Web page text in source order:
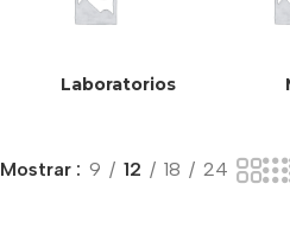
Laboratorios
Mostrar 9 12 18 24